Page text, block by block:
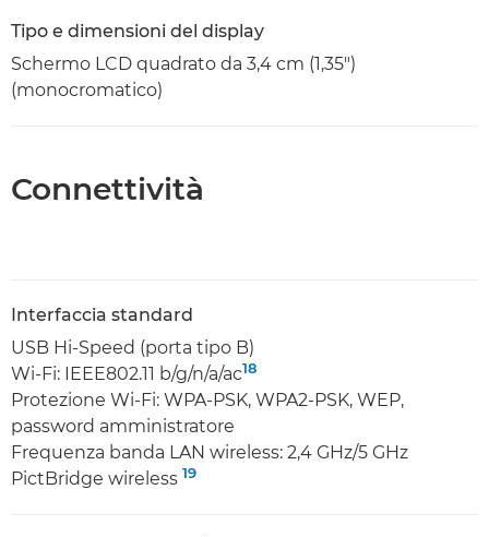
Tipo e dimensioni del display
Schermo LCD quadrato da 3,4 cm (1,35")
(monocromatico)
Connettività
Interfaccia standard
USB Hi-Speed (porta tipo B)
Wi-Fi: IEEE802.11 b/g/n/a/ac18
Protezione Wi-Fi: WPA-PSK, WPA2-PSK, WEP,
password amministratore
Frequenza banda LAN wireless: 2,4 GHz/5 GHz
PictBridge wireless 19